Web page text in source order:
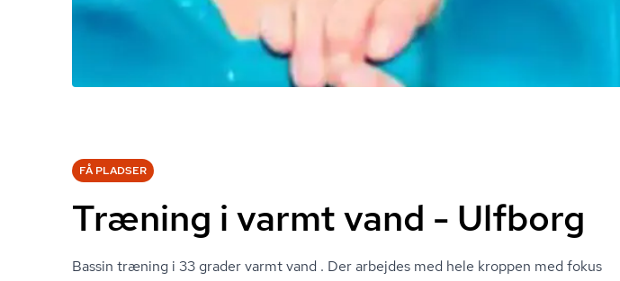
FÅ PLADSER
Træning i varmt vand - Ulfborg
Bassin træning i 33 grader varmt vand . Der arbejdes med hele kroppen med fokus